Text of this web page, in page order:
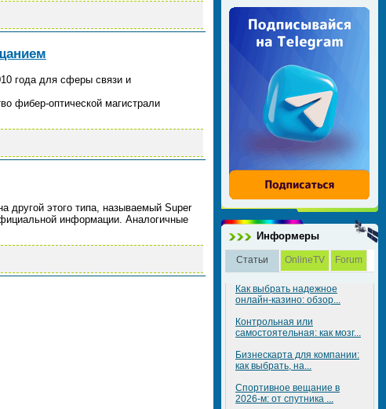
года для сферы связи и
фибер-оптической магистрали
другой этого типа, называемый Super
информации. Аналогичные
Информеры
Статьи OnlineTV Forum
Как выбрать надежное
онлайн-казино: обзор...
Контрольная или
самостоятельная: как мозг...
Бизнескарта для компании:
как выбрать, на...
Спортивное вещание в
2026-м: от спутника ...